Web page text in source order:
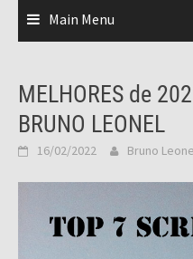
Main Menu
MELHORES de
BRUNO LEONEL
16/02/2022 Bruno